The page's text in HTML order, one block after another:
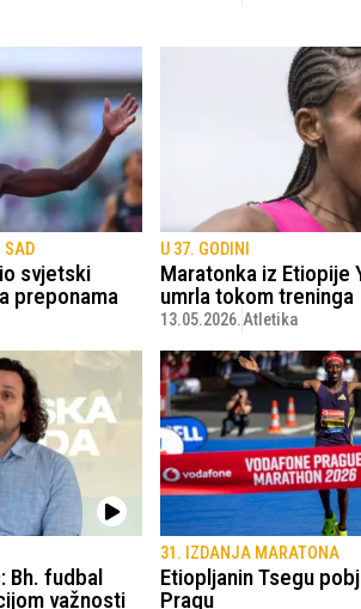
SAD
svjetski
preponama
U 37. GODINI
Maratonka iz Etiopije
umrla tokom treninga
13.05.2026.Atletika
Bh. fudbal
važnosti
31. IZDANJA MARATONA
Etiopljanin Tsegu
Pragu